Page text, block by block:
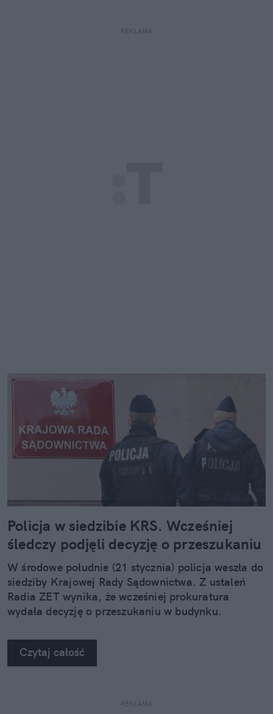
REKLAMA
Policja w siedzibie KRS. Wcześniej
śledczy podjęli decyzję o przeszukaniu
W środowe południe (21 stycznia) policja weszła do
siedziby Krajowej Rady Sądownictwa. Z ustaleń
Radia ZET wynika, że wcześniej prokuratura
wydała decyzję o przeszukaniu w budynku.
Czytaj całość
REKLAMA